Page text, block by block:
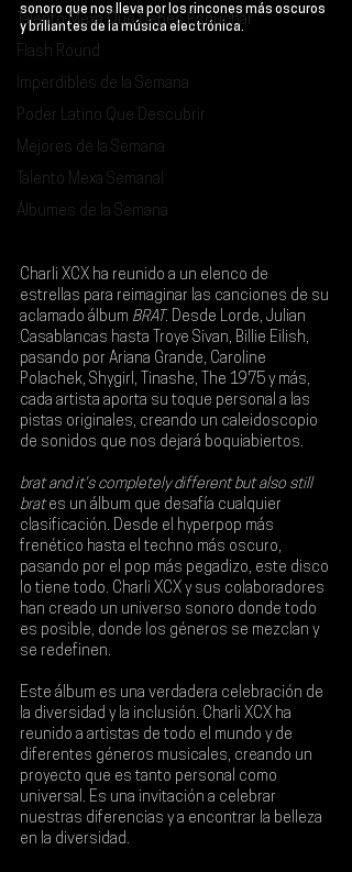
Talento Mexa Que Debes Escuchar
Flash Round
Imperdibles de la Semana
Poder Latino Que Descubrir
Mejores de la Semana
Talento Mexa Semanal
Álbumes de la Semana
sonoro que nos lleva por los rincones más oscuros
y brillantes de la música electrónica.
Charli XCX ha reunido a un elenco de
estrellas para reimaginar las canciones de su
aclamado álbum BRAT. Desde Lorde, Julian
Casablancas hasta Troye Sivan, Billie Eilish,
pasando por Ariana Grande, Caroline
Polachek, Shygirl, Tinashe, The 1975 y más,
cada artista aporta su toque personal a las
pistas originales, creando un caleidoscopio
de sonidos que nos dejará boquiabiertos.
brat and it's completely different but also still
brat es un álbum que desafía cualquier
clasificación. Desde el hyperpop más
frenético hasta el techno más oscuro,
pasando por el pop más pegadizo, este disco
lo tiene todo. Charli XCX y sus colaboradores
han creado un universo sonoro donde todo
es posible, donde los géneros se mezclan y
se redefinen.
Este álbum es una verdadera celebración de
la diversidad y la inclusión. Charli XCX ha
reunido a artistas de todo el mundo y de
diferentes géneros musicales, creando un
proyecto que es tanto personal como
universal. Es una invitación a celebrar
nuestras diferencias y a encontrar la belleza
en la diversidad.